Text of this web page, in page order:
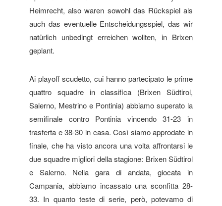
Heimrecht, also waren sowohl das Rückspiel als
auch das eventuelle Entscheidungsspiel, das wir
natürlich unbedingt erreichen wollten, in Brixen
geplant.
Ai playoff scudetto, cui hanno partecipato le prime
quattro squadre in classifica (Brixen Südtirol,
Salerno, Mestrino e Pontinia) abbiamo superato la
semifinale contro Pontinia vincendo 31-23 in
trasferta e 38-30 in casa. Così siamo approdate in
finale, che ha visto ancora una volta affrontarsi le
due squadre migliori della stagione: Brixen Südtirol
e Salerno. Nella gara di andata, giocata in
Campania, abbiamo incassato una sconfitta 28-
33. In quanto teste di serie, però, potevamo di